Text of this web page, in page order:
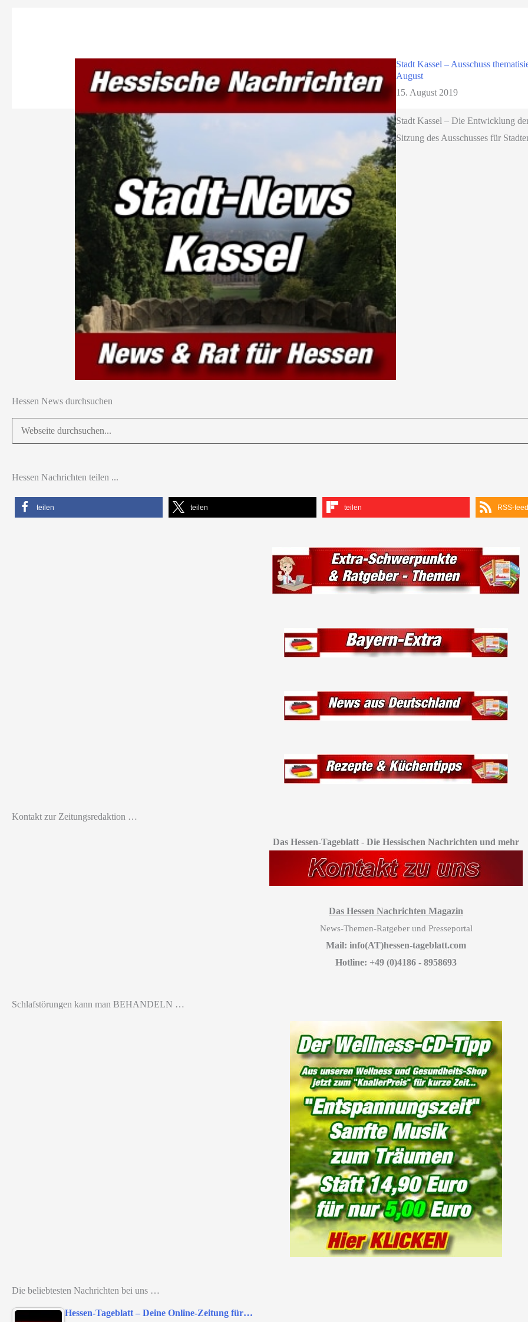
Stadt Kassel – Ausschuss
August
15. August 2019
Stadt Kassel – Die Entwicklung
Sitzung des Ausschusses für
Hessen News durchsuchen
Suchen
nach:
Hessen Nachrichten teilen ...
teilen teilen teilen RSS-feed
Kontakt zur Zeitungsredaktion …
Das Hessen-Tageblatt - Die Hessischen Nachrichten und mehr
Das Hessen Nachrichten Magazin
News-Themen-Ratgeber und Presseportal
Mail: info(AT)hessen-tageblatt.com
Hotline: +49 (0)4186 - 8958693
Schlafstörungen kann man BEHANDELN …
Die beliebtesten Nachrichten bei uns …
Hessen-Tageblatt – Deine Online-Zeitung für…